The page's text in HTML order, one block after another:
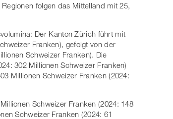
folgen das Mittelland mit 25,
Der Kanton Zürich führt mit
Franken), gefolgt von der
Schweizer Franken). Die
302 Millionen Schweizer Franken)
Millionen Schweizer Franken (2024:
Schweizer Franken (2024: 148
Schweizer Franken (2024: 61